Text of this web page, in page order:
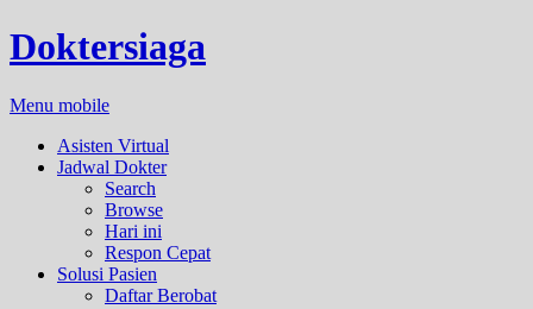
Doktersiaga
Menu mobile
Asisten Virtual
Jadwal Dokter
Search
Browse
Hari ini
Respon Cepat
Solusi Pasien
Daftar Berobat